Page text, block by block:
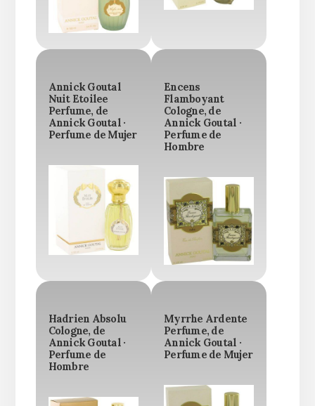
Annick Goutal
Nuit Etoilee
Perfume, de
Annick Goutal ·
Perfume de Mujer
Encens
Flamboyant
Cologne, de
Annick Goutal ·
Perfume de
Hombre
Hadrien Absolu
Cologne, de
Annick Goutal ·
Perfume de
Hombre
Myrrhe Ardente
Perfume, de
Annick Goutal ·
Perfume de Mujer